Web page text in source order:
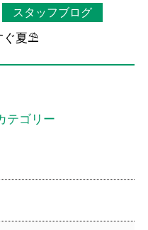
スタッフブログ
ぐ夏⛱
テゴリー